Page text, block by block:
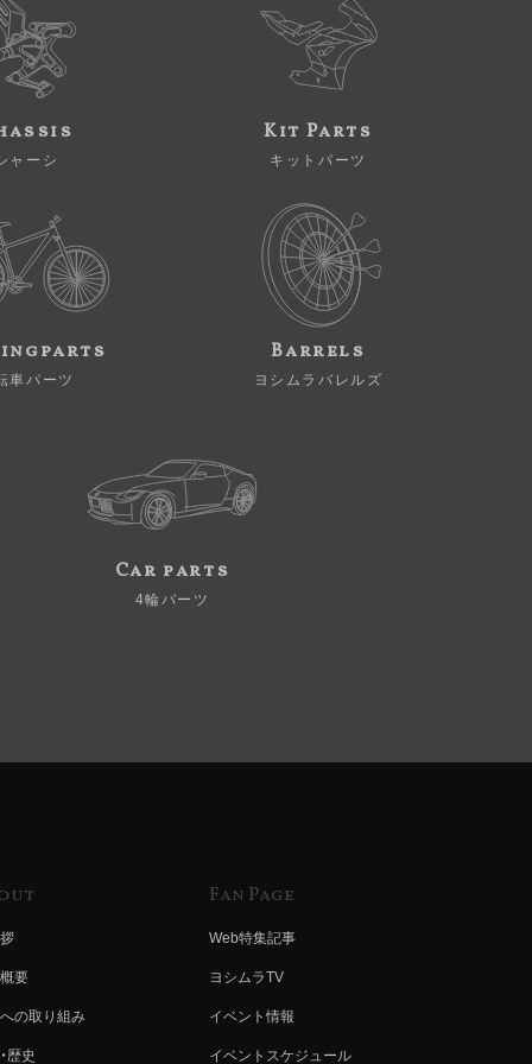
ャーシ
Kit Parts
キットパーツ
車パーツ
Barrels
ヨシムラバレルズ
Car parts
4輪パーツ
要
の取り組み
歴史
Fan Page
Web特集記事
ヨシムラTV
イベント情報
イベントスケジュール